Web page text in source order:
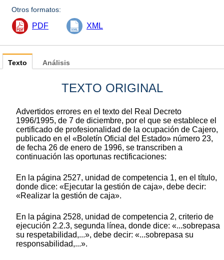
Otros formatos:
PDF XML
Texto
TEXTO ORIGINAL
Advertidos errores en el texto del Real Decreto
1996/1995, de 7 de diciembre, por el que se establece el
certificado de profesionalidad de la ocupación de Cajero,
publicado en el «Boletín Oficial del Estado» número 23,
de fecha 26 de enero de 1996, se transcriben a
continuación las oportunas rectificaciones:
En la página 2527, unidad de competencia 1, en el título,
donde dice: «Ejecutar la gestión de caja», debe decir:
«Realizar la gestión de caja».
En la página 2528, unidad de competencia 2, criterio de
ejecución 2.2.3, segunda línea, donde dice: «...sobrepasa
su respetabilidad,...», debe decir: «...sobrepasa su
responsabilidad,...».
Análisis